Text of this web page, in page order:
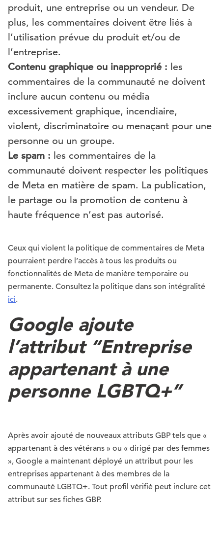
produit, une entreprise ou un vendeur. De
plus, les commentaires doivent être liés à
l’utilisation prévue du produit et/ou de
l’entreprise.
Contenu graphique ou inapproprié : les
commentaires de la communauté ne doivent
inclure aucun contenu ou média
excessivement graphique, incendiaire,
violent, discriminatoire ou menaçant pour une
personne ou un groupe.
Le spam : les commentaires de la
communauté doivent respecter les politiques
de Meta en matière de spam. La publication,
le partage ou la promotion de contenu à
haute fréquence n’est pas autorisé.
Ceux qui violent la politique de commentaires de Meta
pourraient perdre l’accès à tous les produits ou
fonctionnalités de Meta de manière temporaire ou
permanente. Consultez la politique dans son intégralité
ici.
Google ajoute
l’attribut “Entreprise
appartenant à une
personne LGBTQ+”
Après avoir ajouté de nouveaux attributs GBP tels que «
appartenant à des vétérans » ou « dirigé par des femmes
», Google a maintenant déployé un attribut pour les
entreprises appartenant à des membres de la
communauté LGBTQ+. Tout profil vérifié peut inclure cet
attribut sur ses fiches GBP.